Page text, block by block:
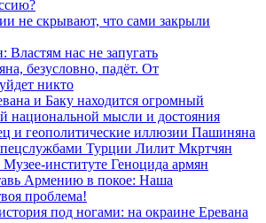
не скрывают, что сами закрыли
Властям нас не запугать
безусловно, падёт. От
никто
и Баку находится огромный
национальной мысли и достояния
и геополитические иллюзии Пашиняна
Турции Лилит Мкртчян
институте Геноцида армян
Армению в покое: Наша
проблема!
под ногами: на окраине Еревана